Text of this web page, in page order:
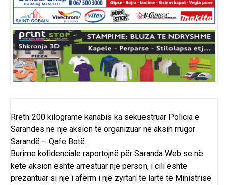
Rreth 200 kilograme kanabis ka sekuestruar Policia e
Sarandes ne nje aksion të organizuar në aksin rrugor
Sarandë – Qafë Botë.
Burime kofidenciale raportojnë për Saranda Web se në
këtë aksion është arrestuar një person, i cili është
prezantuar si një i afërm i një zyrtari të lartë të Ministrisë